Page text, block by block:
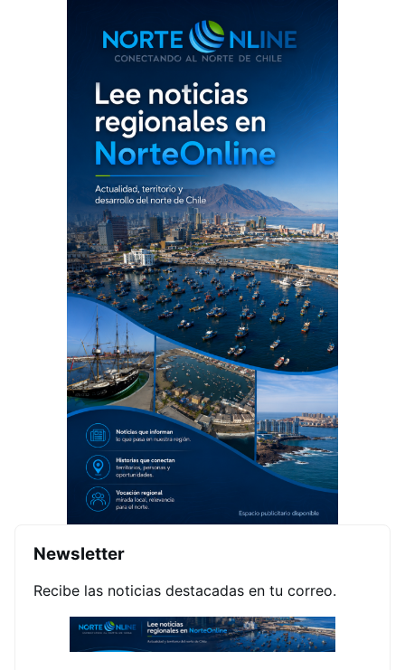
Newsletter
Recibe las noticias destacadas en tu correo.